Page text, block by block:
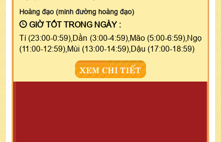
Hoàng đạo (minh đường hoàng đạo)
GIỜ TỐT TRONG NGÀY :
Tí (23:00-0:59),Dần (3:00-4:59),Mão (5:00-6:59),Ngọ
(11:00-12:59),Mùi (13:00-14:59),Dậu (17:00-18:59)
XEM CHI TIẾT